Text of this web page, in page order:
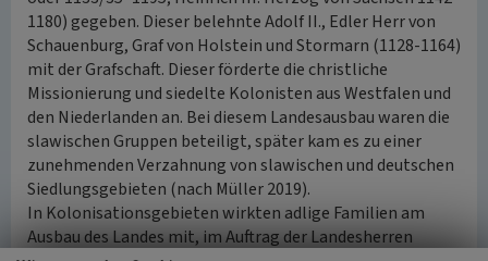
1180) gegeben. Dieser belehnte Adolf II., Edler Herr von
Schauenburg, Graf von Holstein und Stormarn (1128-1164)
mit der Grafschaft. Dieser förderte die christliche
Missionierung und siedelte Kolonisten aus Westfalen und
den Niederlanden an. Bei diesem Landesausbau waren die
slawischen Gruppen beteiligt, später kam es zu einer
zunehmenden Verzahnung von slawischen und deutschen
Siedlungsgebieten (nach Müller 2019).
In Kolonisationsgebieten wirkten adlige Familien am
Ausbau des Landes mit, im Auftrag der Landesherren